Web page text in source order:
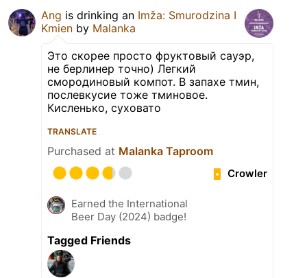
Ang is drinking an Imža: Smurodzina I
Kmien by Malanka
Это скорее просто фруктовый сауэр,
не берлинер точно) Легкий
смородиновый компот. В запахе тмин,
послевкусие тоже тминовое.
Кисленько, суховато
TRANSLATE
Purchased at Malanka Taproom
Crowler
Earned the International
Beer Day (2024) badge!
Tagged Friends